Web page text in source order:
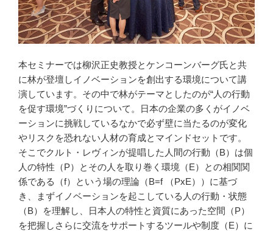
本セミナーでは柳沢正史教授とケンコーンバーグ氏と共
に林が登壇しイノベーションを創出する環境について講
演しています。その中で林がテーマとしたのが“人の行動
を促す環境”づくりについて。日本の企業の多くがイノベ
ーションに挑戦しているなかで必ず壁に当たるのが変化
やリスクを恐れない人材の育成とマインドセットです。
そこでクルト・レヴィンが提唱した人間の行動（B）は個
人の特性（P）とその人を取り巻く環境（E）との相関関
係である（f）という場の理論（B=f （PxE））に基づ
き、まずイノベーションを起こしている人の行動・状態
（B）を理解し、日本人の特性と資質にあった空間（P）
を把握しさらに交流をサポートするツールや制度（E）に